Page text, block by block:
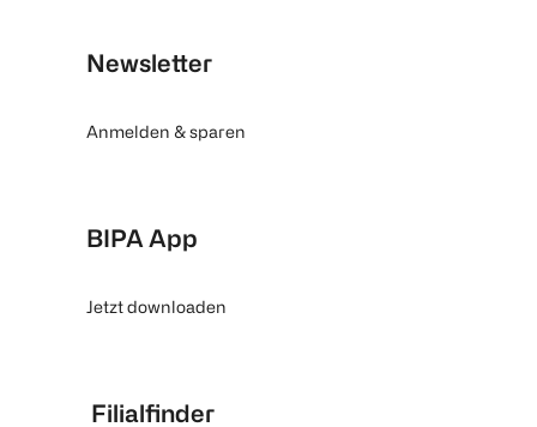
Newsletter
Anmelden & sparen
BIPA App
Jetzt downloaden
Filialfinder